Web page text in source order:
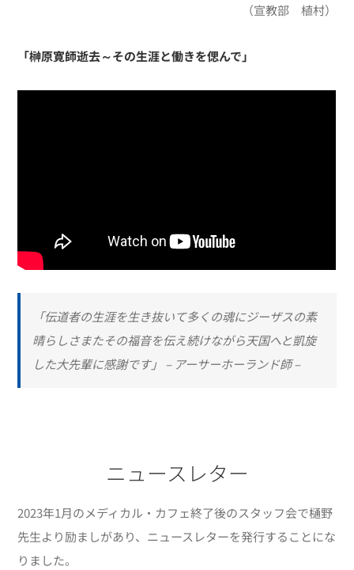
（宣教部 植村）
「榊原寛師逝去～その生涯と働きを偲んで」
「伝道者の生涯を生き抜いて多くの魂にジーザスの素
晴らしさまたその福音を伝え続けながら天国へと凱旋
した大先輩に感謝です」 – アーサーホーランド師 –
ニュースレター
2023年1月のメディカル・カフェ終了後のスタッフ会で樋野
先生より励ましがあり、ニュースレターを発行することにな
りました。